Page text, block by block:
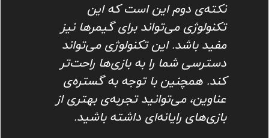
نکته‌ی دوم این است که این
تکنولوژی می‌تواند برای گیمرها نیز
مفید باشد. این تکنولوژی می‌تواند
دسترسی شما را به بازی‌ها راحت‌تر
کند. همچنین با توجه به گستره‌ی
عناوین، می‌توانید تجربه‌ی بهتری از
بازی‌های رایانه‌ای داشته باشید.